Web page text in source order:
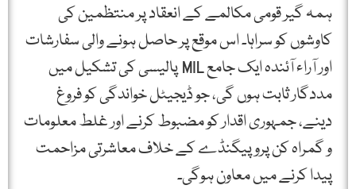
ہمہ گیر قومی مکالمے کے انعقاد پر منتظمین کی
کاوشوں کو سراہا۔ اس موقع پر حاصل ہونے والی سفارشات
اور آراء آئندہ ایک جامع MIL پالیسی کی تشکیل میں
مددگار ثابت ہوں گی، جو ڈیجیٹل خواندگی کو فروغ
دینے، جمہوری اقدار کو مضبوط کرنے اور غلط معلومات
و گمراہ کن پروپیگنڈے کے خلاف معاشرتی مزاحمت
پیدا کرنے میں معاون ہوگی۔